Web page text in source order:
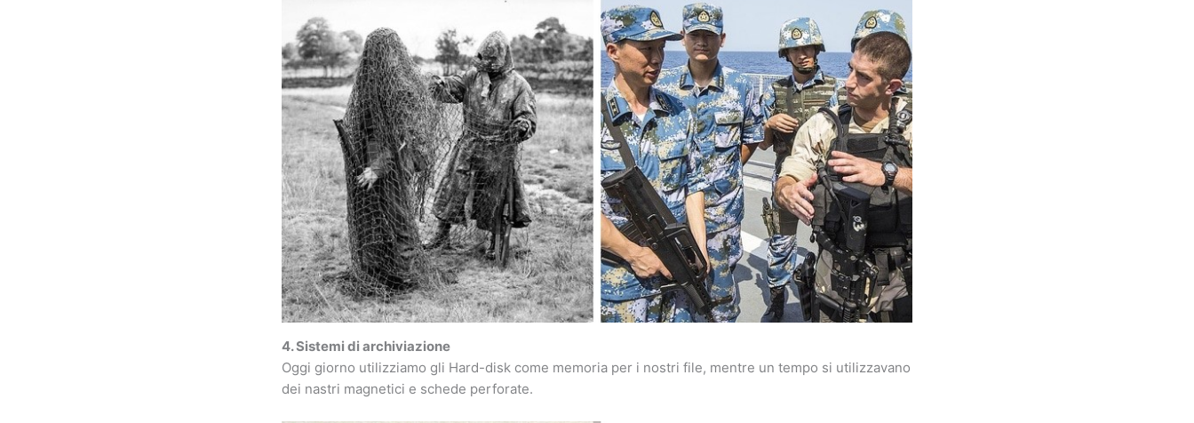
4. Sistemi di archiviazione
Oggi giorno utilizziamo gli Hard-disk come memoria per i nostri file, mentre un tempo si utilizzavano
dei nastri magnetici e schede perforate.